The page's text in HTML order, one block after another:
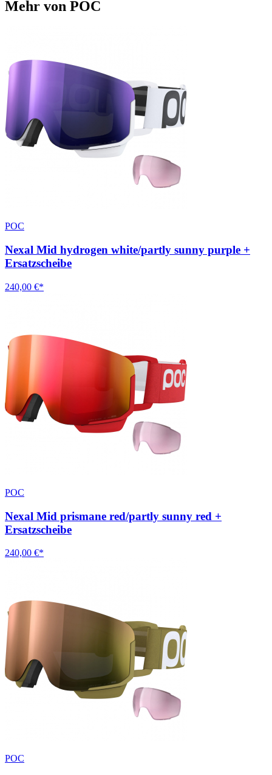
Mehr von POC
POC
Nexal Mid hydrogen white/partly sunny purple +
Ersatzscheibe
240,00 €*
POC
Nexal Mid prismane red/partly sunny red +
Ersatzscheibe
240,00 €*
POC